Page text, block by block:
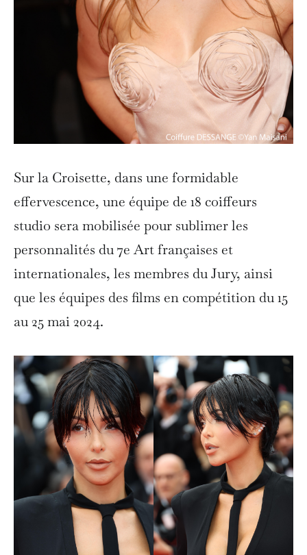
Sur la Croisette, dans une formidable
effervescence, une équipe de 18 coiffeurs
studio sera mobilisée pour sublimer les
personnalités du 7e Art françaises et
internationales, les membres du Jury, ainsi
que les équipes des films en compétition du 15
au 25 mai 2024.